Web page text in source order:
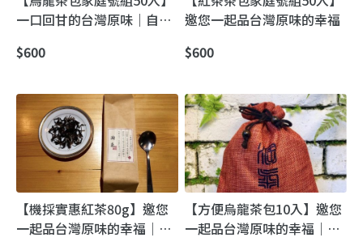
一口回甘的台灣原味｜自然
$600
邀您一起品台灣原味的幸福
$600
【機採實惠紅茶80g】邀您
一起品台灣原味的幸福｜自
【方便烏龍茶包10入】邀您
一起品台灣原味的幸福｜自